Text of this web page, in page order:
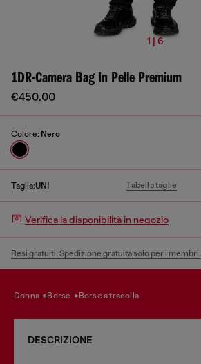
1 | 6
1DR-Camera Bag In Pelle Premium
€450.00
Colore: Nero
Taglia:UNI Tabella taglie
Verifica la disponibilità in negozio
Resi gratuiti. Spedizione gratuita solo per i membri.
donna borse borse a tracolla
DESCRIZIONE